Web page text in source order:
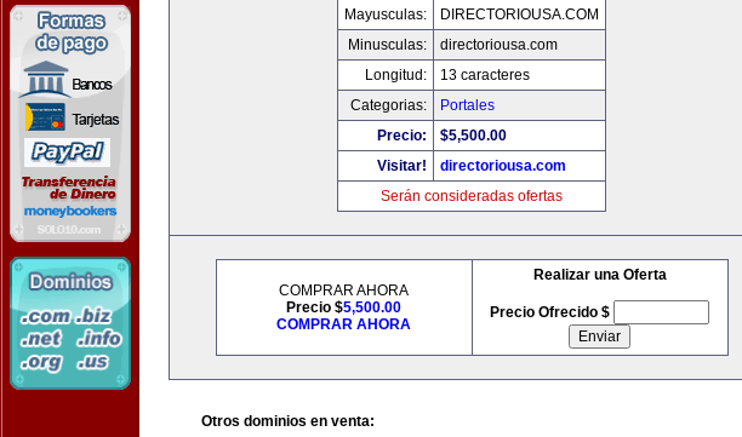
Mayusculas:
DIRECTORIOUSA.COM
Minusculas:
directoriousa.com
Longitud:
13 caracteres
Categorias:
Portales
Precio:
$5,500.00
Visitar!
directoriousa.com
Serán consideradas ofertas
COMPRAR AHORA
Precio $5,500.00
COMPRAR AHORA
Realizar una Oferta
Precio Ofrecido $
Otros dominios en venta: